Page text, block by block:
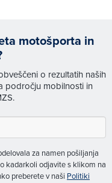
motošporta in
o rezultatih naših
področju mobilnosti in
za namen pošiljanja
kadarkoli odjavite s klikom na
preberete v naši Politiki